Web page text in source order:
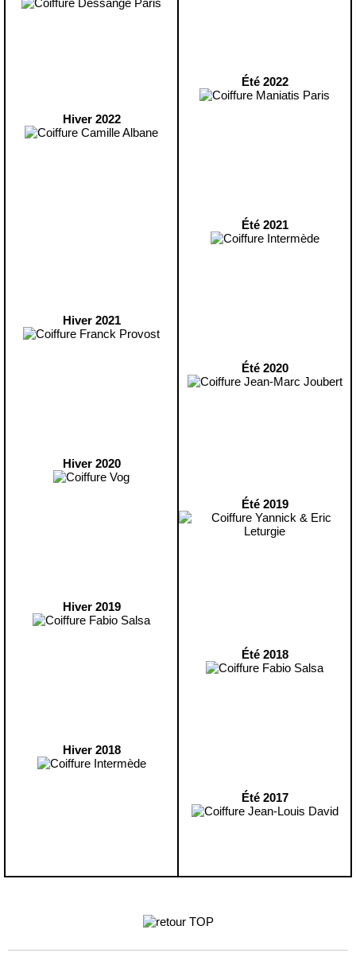
Hiver 2022
Hiver 2021
Hiver 2020
Hiver 2019
Hiver 2018
Été 2022
Été 2021
Été 2020
Été 2019
Été 2018
Été 2017